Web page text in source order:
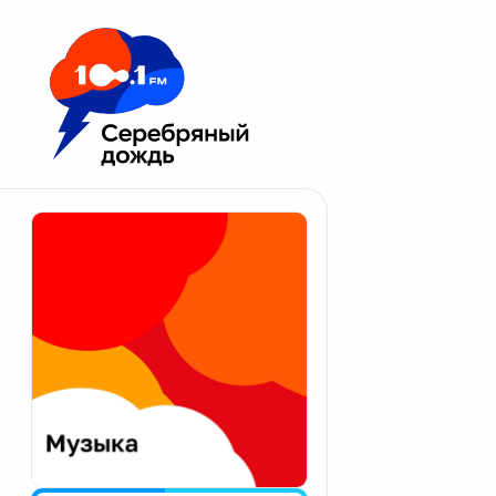
Москва 100.1 FM
Апатиты
Екатеринбург
Калининград
Калуга